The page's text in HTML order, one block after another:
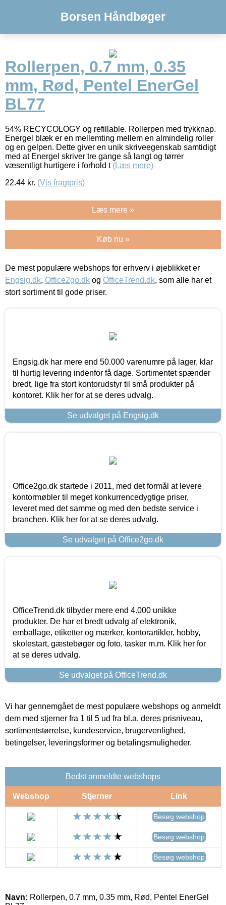
Borsen Håndbøger
Rollerpen, 0.7 mm, 0.35
mm, Rød, Pentel EnerGel
BL77
54% RECYCOLOGY og refillable. Rollerpen med trykknap.
Energel blæk er en mellemting mellem en almindelig roller
og en gelpen. Dette giver en unik skriveegenskab samtidigt
med at Energel skriver tre gange så langt og tørrer
væsentligt hurtigere i forhold t (Læs mere)
22.44 kr. (Vis fragtpris)
Læs mere »
Køb nu »
De mest populære webshops for erhverv i øjeblikket er
Engsig.dk, Office2go.dk og OfficeTrend.dk, som alle har et
stort sortiment til gode priser.
Engsig.dk har mere end 50.000 varenumre på lager, klar
til hurtig levering indenfor få dage. Sortimentet spænder
bredt, lige fra stort kontorudstyr til små produkter på
kontoret. Klik her for at se deres udvalg.
Se udvalget på Engsig.dk
Office2go.dk startede i 2011, med det formål at levere
kontormøbler til meget konkurrencedygtige priser,
leveret med det samme og med den bedste service i
branchen. Klik her for at se deres udvalg.
Se udvalget på Office2go.dk
OfficeTrend.dk tilbyder mere end 4.000 unikke
produkter. De har et bredt udvalg af elektronik,
emballage, etiketter og mærker, kontorartikler, hobby,
skolestart, gæstebøger og foto, tasker m.m. Klik her for
at se deres udvalg.
Se udvalget på OfficeTrend.dk
Vi har gennemgået de mest populære webshops og anmeldt
dem med stjerner fra 1 til 5 ud fra bl.a. deres prisniveau,
sortimentstørrelse, kundeservice, brugervenlighed,
betingelser, leveringsformer og betalingsmuligheder.
Bedst anmeldte webshops
Webshop Stjerner Link
Besøg webshop
Besøg webshop
Besøg webshop
Navn: Rollerpen, 0.7 mm, 0.35 mm, Rød, Pentel EnerGel